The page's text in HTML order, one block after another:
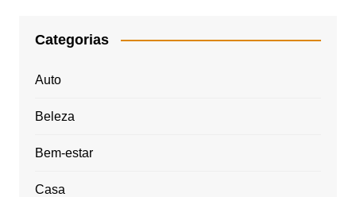
Categorias
Auto
Beleza
Bem-estar
Casa